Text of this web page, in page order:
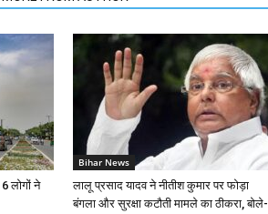
लोगों ने
Bihar News
लालू प्रसाद यादव ने नीतीश कुमार पर फोड़ा
बंगला और सुरक्षा कटौती मामले का ठीकरा, बोले-